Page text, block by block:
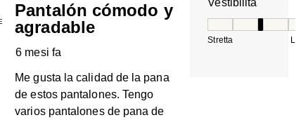
Pantalón cómodo y
agradable
6 mesi fa
Me gusta la calidad de la pana
de estos pantalones. Tengo
varios pantalones de pana de
Vestibilità
Stretta